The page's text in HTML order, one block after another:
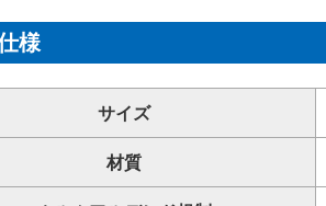
様
サイズ
材質